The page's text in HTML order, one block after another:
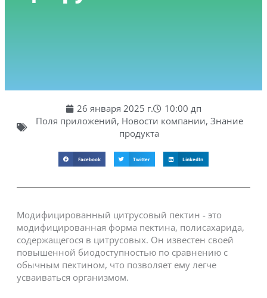
26 января 2025 г.
10:00 дп
Поля приложений, Новости компании, Знание
продукта
Facebook Twitter LinkedIn
Модифицированный цитрусовый пектин - это
модифицированная форма пектина, полисахарида,
содержащегося в цитрусовых. Он известен своей
повышенной биодоступностью по сравнению с
обычным пектином, что позволяет ему легче
усваиваться организмом.